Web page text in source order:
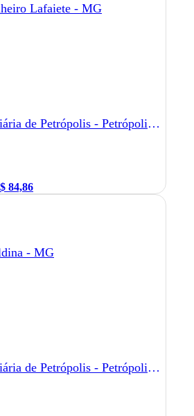
Lafaiete - MG
Rodoviária de Petrópolis - Petrópolis - RJ
84,86
- MG
Rodoviária de Petrópolis - Petrópolis - RJ